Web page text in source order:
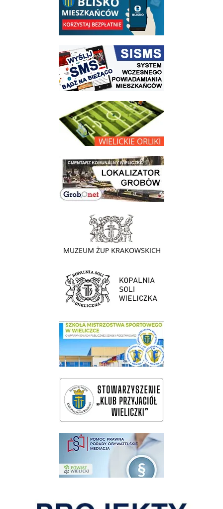
link do strony systemu wczesnego ostrzegania mieszkańców SISMS
link do opisu projektu Wielickie Orliki
link do lokalizatora grobów na wielickim cmentarzu - grobnet
link do strony - Muzeum Żup Krakowskich Wieliczka
link do strony Kopalni Soli Wieliczka
link do SMS Wieliczka
wieliczka-wieliczanie na bis
pomoc prawna wieliczka